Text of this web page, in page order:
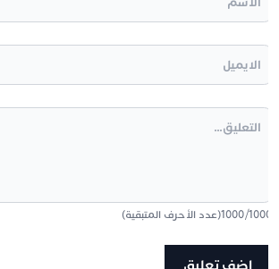
/
1000(عدد الأحرف المتبقية)